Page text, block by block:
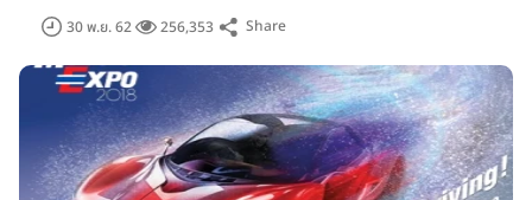
30 พ.ย. 62 256,353 Share